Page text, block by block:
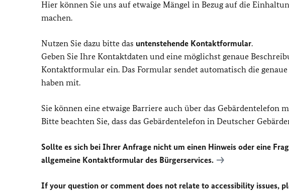
Hier können Sie uns auf etwaige Mängel in Bezug auf die
machen.
Nutzen Sie dazu bitte das untenstehende Kontaktformular.
Geben Sie Ihre Kontaktdaten und eine möglichst genaue
Kontaktformular ein. Das Formular sendet automatisch die
haben mit.
Sie können eine etwaige Barriere auch über das Gebärdentelefon
Bitte beachten Sie, dass das Gebärdentelefon in Deutscher
Sollte es sich bei Ihrer Anfrage nicht um einen Hinweis oder eine
allgemeine Kontaktformular des Bürgerservices.
If your question or comment does not relate to accessibility issues,